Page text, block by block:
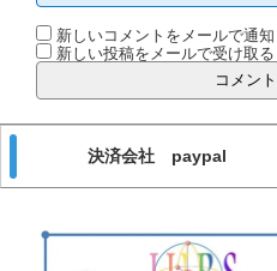
新しいコメントをメールで通知
新しい投稿をメールで受け取る
決済会社 paypal